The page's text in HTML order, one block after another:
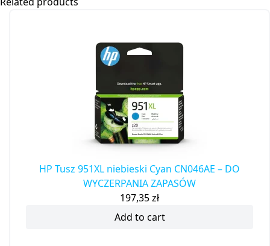
HP Tusz 951XL niebieski Cyan CN046AE – DO
WYCZERPANIA ZAPASÓW
197,35zł
Add to cart